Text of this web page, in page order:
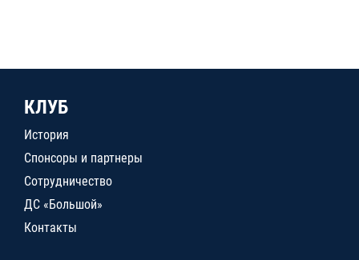
КЛУБ
История
Спонсоры и партнеры
Сотрудничество
ДС «Большой»
Контакты